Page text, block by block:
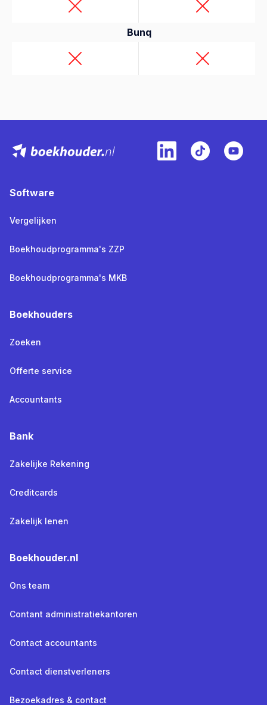
Bunq
Software
Vergelijken
Boekhoudprogramma's ZZP
Boekhoudprogramma's MKB
Boekhouders
Zoeken
Offerte service
Accountants
Bank
Zakelijke Rekening
Creditcards
Zakelijk lenen
Boekhouder.nl
Ons team
Contant administratiekantoren
Contact accountants
Contact dienstverleners
Bezoekadres & contact